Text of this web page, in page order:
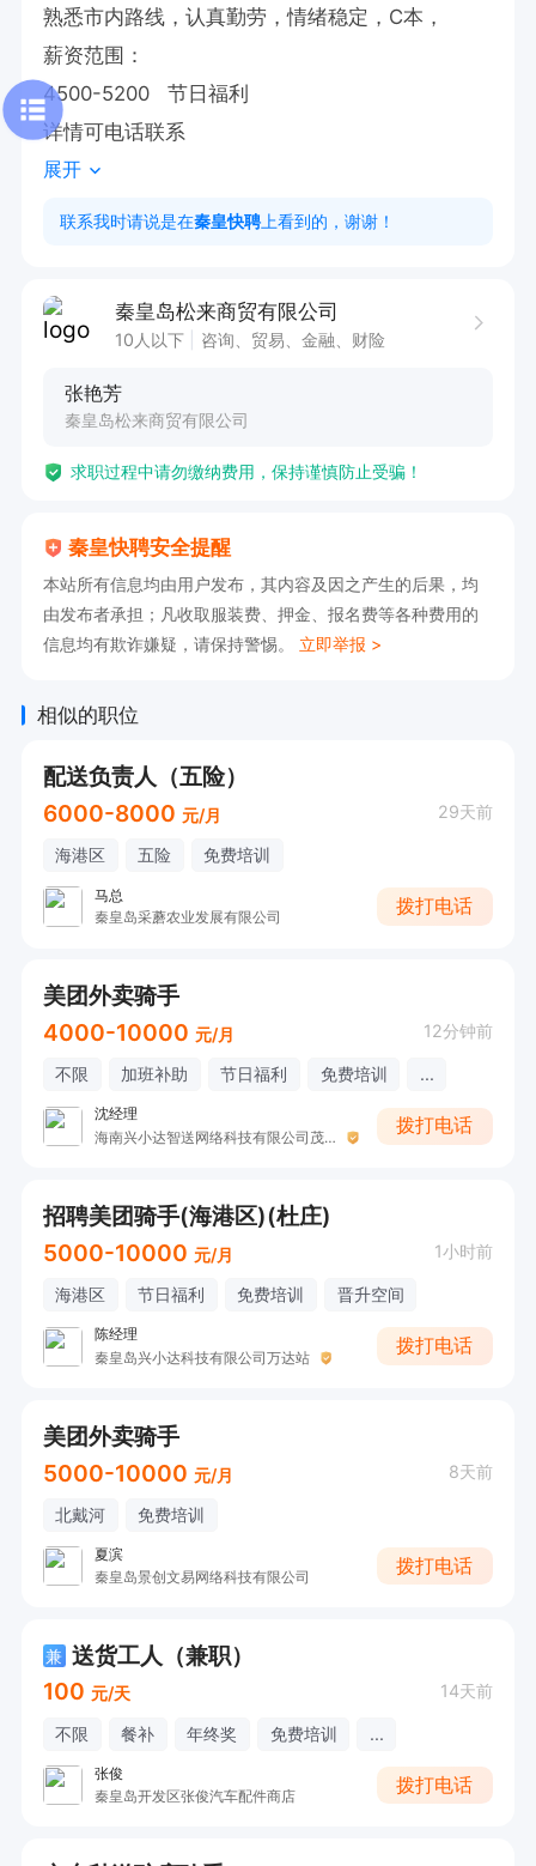
熟悉市内路线，认真勤劳，情绪稳定，C本，
薪资范围：
4500-5200   节日福利
详情可电话联系
展开
联系我时请说是在秦皇快聘 上看到的，谢谢！
秦皇岛松来商贸有限公司
10人以下 咨询、贸易、金融、财险
张艳芳
秦皇岛松来商贸有限公司
求职过程中请勿缴纳费用，保持谨慎防止受骗！
秦皇快聘安全提醒
本站所有信息均由用户发布，其内容及因之产生的后果，均
由发布者承担；凡收取服装费、押金、报名费等各种费用的
信息均有欺诈嫌疑，请保持警惕。 立即举报 >
相似的职位
配送负责人（五险）
6000-8000 元/月 29天前
海港区 五险 免费培训
马总
秦皇岛采蘑农业发展有限公司
拨打电话
美团外卖骑手
4000-10000 元/月 12分钟前
不限 加班补助 节日福利 免费培训 ...
沈经理
海南兴小达智送网络科技有限公司茂业站
拨打电话
招聘美团骑手(海港区)(杜庄)
5000-10000 元/月 1小时前
海港区 节日福利 免费培训 晋升空间
陈经理
秦皇岛兴小达科技有限公司万达站
拨打电话
美团外卖骑手
5000-10000 元/月 8天前
北戴河 免费培训
夏滨
秦皇岛景创文易网络科技有限公司
拨打电话
兼 送货工人（兼职）
100 元/天 14天前
不限 餐补 年终奖 免费培训 ...
张俊
秦皇岛开发区张俊汽车配件商店
拨打电话